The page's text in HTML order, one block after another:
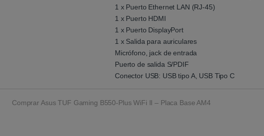
1 x Puerto Ethernet LAN (RJ-45)
1 x Puerto HDMI
1 x Puerto DisplayPort
1 x Salida para auriculares
Micrófono, jack de entrada
Puerto de salida S/PDIF
Conector USB: USB tipo A, USB Tipo C
Comprar Asus TUF Gaming B550-Plus WiFi II – Placa Base AM4